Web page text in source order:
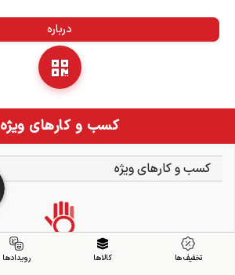
درباره
کسب و کارهای ویژه
کسب و کارهای ویژه
تخفیف ها کالاها رویدادها